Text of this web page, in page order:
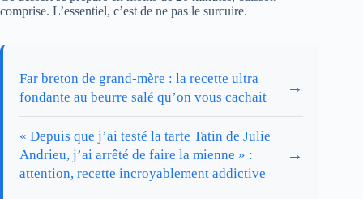
comprise. L’essentiel, c’est de ne pas le surcuire.
Far breton de grand-mère : la recette ultra
fondante au beurre salé qu’on vous cachait
→
« Depuis que j’ai testé la tarte Tatin de Julie
Andrieu, j’ai arrêté de faire la mienne » :
attention, recette incroyablement addictive
→